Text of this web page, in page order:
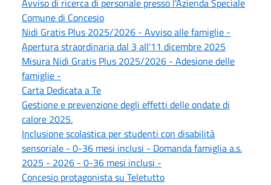
Comune di Concesio
Nidi Gratis Plus 2025/2026 - Avviso alle famiglie -
Apertura straordinaria dal 3 all'11 dicembre 2025
Misura Nidi Gratis Plus 2025/2026 - Adesione delle
famiglie -
Carta Dedicata a Te
Gestione e prevenzione degli effetti delle ondate di
calore 2025.
Inclusione scolastica per studenti con disabilità
sensoriale - 0-36 mesi inclusi - Domanda famiglia a.s.
2025 - 2026 - 0-36 mesi inclusi -
Concesio protagonista su Teletutto